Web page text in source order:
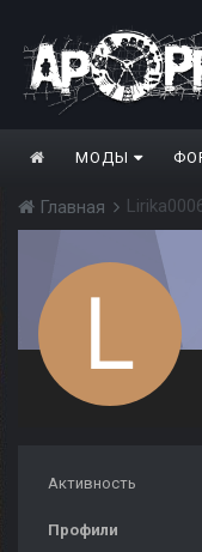
МОДЫ
Главная
Активность
Профили